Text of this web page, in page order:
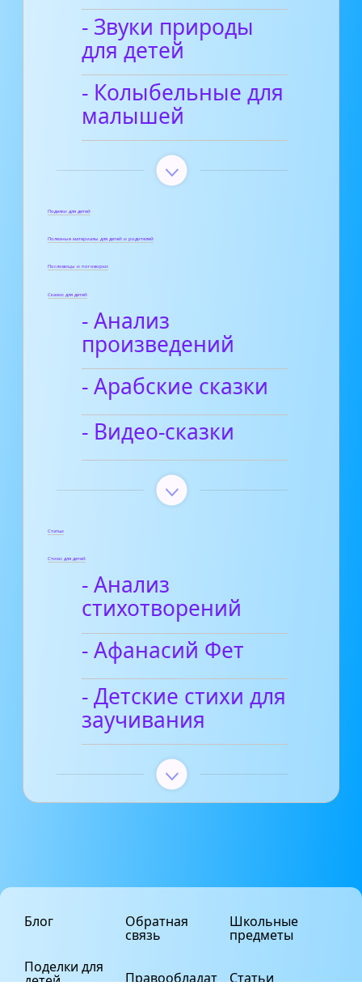
- Звуки природы
для детей
- Колыбельные для
малышей
Поделки для детей
Полезные материалы для детей и родителей
Пословицы и поговорки
Сказки для детей
- Анализ
произведений
- Арабские сказки
- Видео-сказки
Статьи
Стихи для детей
- Анализ
стихотворений
- Афанасий Фет
- Детские стихи для
заучивания
Блог
Поделки для
детей
Обратная
связь
Правообладат
Школьные
предметы
Статьи